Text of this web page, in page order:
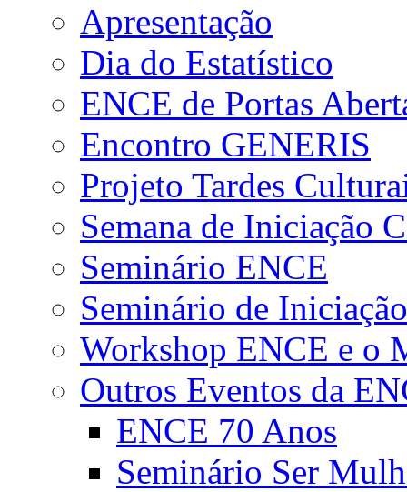
Apresentação
Dia do Estatístico
ENCE de Portas
Encontro GENERIS
Projeto Tardes
Semana de Iniciação
Seminário ENCE
Seminário de
Workshop ENCE e o
Outros Eventos da
ENCE 70 Anos
Seminário Ser